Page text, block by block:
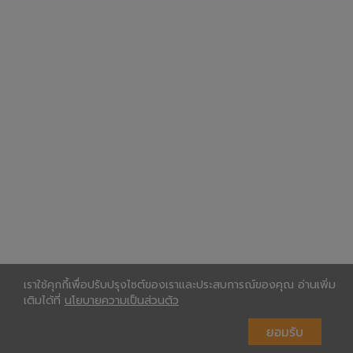
เราใช้คุกกี้เพื่อปรับปรุงไซต์ของเราและประสบการณ์ของคุณ อ่านเพิ่ม
เติมได้ที่ นโยบายความเป็นส่วนตัว
ยอมรับ